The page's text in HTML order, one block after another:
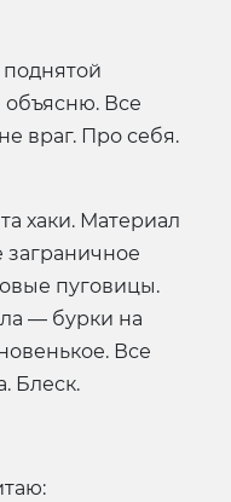
объясню. Все
враг. Про себя.
хаки. Материал
заграничное
пуговицы.
— бурки на
Все
Блеск.